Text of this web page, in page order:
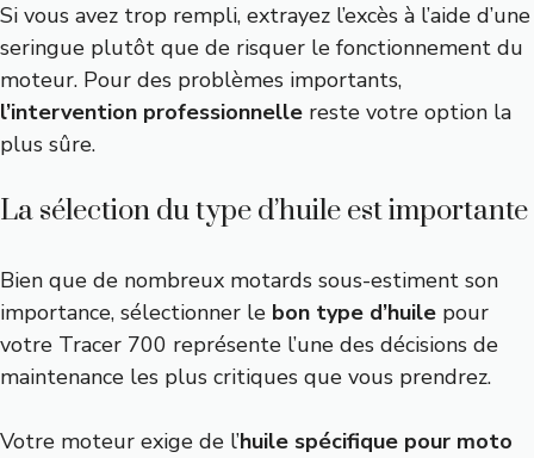
Si vous avez trop rempli, extrayez l’excès à l’aide d’une
seringue plutôt que de risquer le fonctionnement du
moteur. Pour des problèmes importants,
l’intervention professionnelle reste votre option la
plus sûre.
La sélection du type d’huile est importante
Bien que de nombreux motards sous-estiment son
importance, sélectionner le bon type d’huile pour
votre Tracer 700 représente l’une des décisions de
maintenance les plus critiques que vous prendrez.
Votre moteur exige de l’huile spécifique pour moto